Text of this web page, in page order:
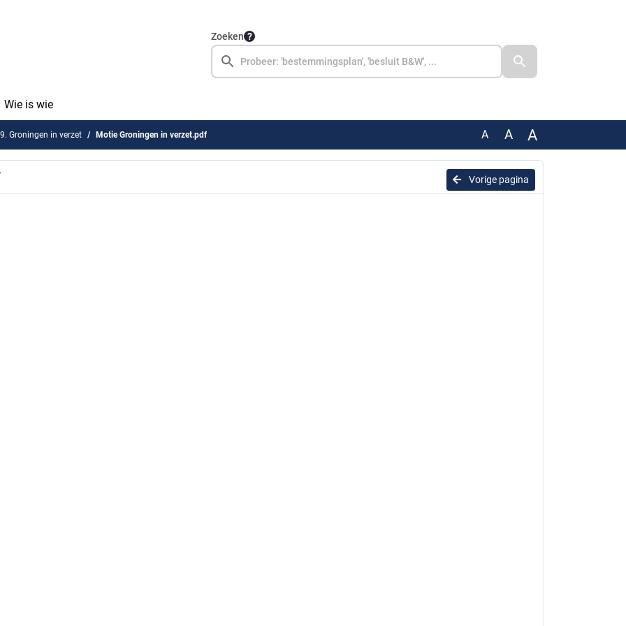
Zoeken
Wie is wie
Groningen in verzet Motie Groningen in verzet.pdf A A A
Vorige pagina